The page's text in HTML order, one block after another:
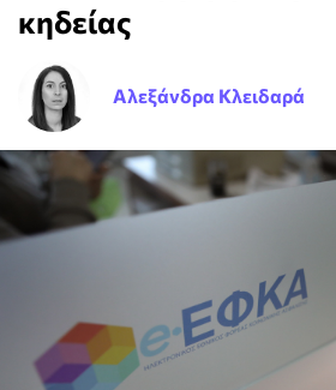
κηδείας
Αλεξάνδρα Κλειδαρά